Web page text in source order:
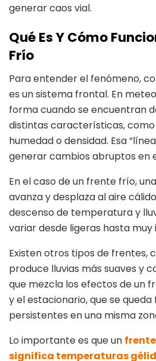
generar caos vial.
Qué Es Y Cómo
Frío
Para entender el fenómeno,
es un sistema frontal. En
forma cuando se encuentran
distintas características,
humedad o densidad. Esa
generar cambios abruptos en
En el caso de un frente frío,
avanza y desplaza al aire
descenso de temperatura y
variar desde ligeras hasta muy
Existen otros tipos de frentes,
produce lluvias más suaves y
que mezcla los efectos de un
y el estacionario, que se
persistentes en una misma
Lo importante es que un
significa temperaturas